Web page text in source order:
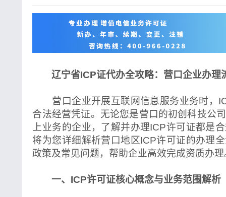
辽宁省ICP证代办全攻略：营口企业办理
营口企业开展互联网信息服务业务时，
合法经营凭证。无论您是营口的初创科技公
上业务的企业，了解并办理ICP许可证都是
将为您详细解析营口地区ICP许可证的办理
政策及常见问题，帮助企业高效完成资质办
一、ICP许可证核心概念与业务范围解析